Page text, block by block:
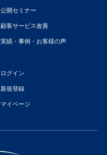
公開セミナー
顧客サービス改善
実績・事例・お客様の声
ログイン
新規登録
マイページ